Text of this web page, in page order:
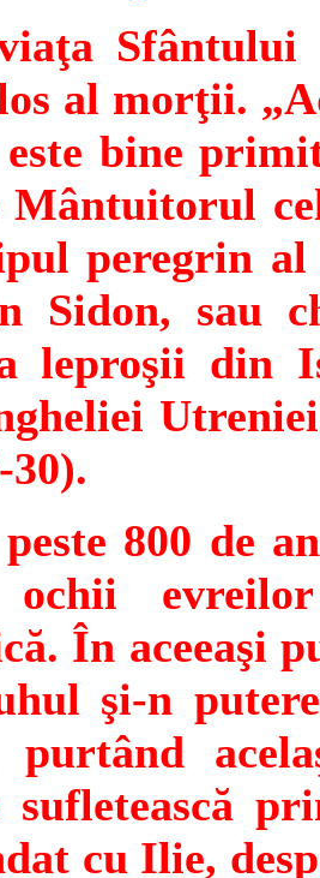
al morţii.
bine
peregrin
Sidon, sau
leproşii din
30).
800 de
În aceeaşi
şi-n
purtând
sufletească
cu Ilie,